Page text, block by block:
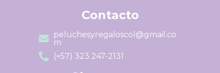
Contacto
peluchesyregaloscol@gmail.co
m
(+57) 323 247-2131